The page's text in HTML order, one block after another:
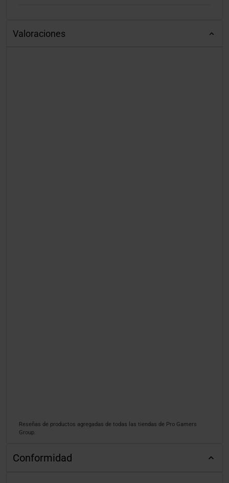
Valoraciones
Reseñas de productos agregadas de todas las tiendas de Pro Gamers
Group.
Conformidad